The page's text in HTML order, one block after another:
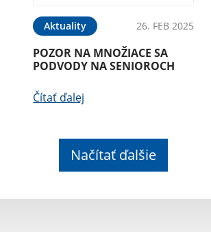
Aktuality 26. FEB 2025
POZOR NA MNOŽIACE SA
PODVODY NA SENIOROCH
Čítať ďalej
Načítať ďalšie